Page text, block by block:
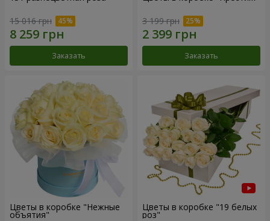
15 016 грн
Заказать
3 199 грн
Заказать
Цветы в коробке "Нежные
объятия"
Цветы в коробке "19 белых
роз"